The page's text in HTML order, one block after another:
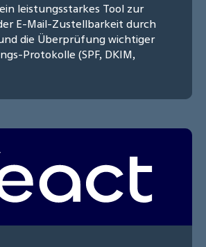
leistungsstarkes Tool zur
E-Mail-Zustellbarkeit durch
die Überprüfung wichtiger
Protokolle (SPF, DKIM,